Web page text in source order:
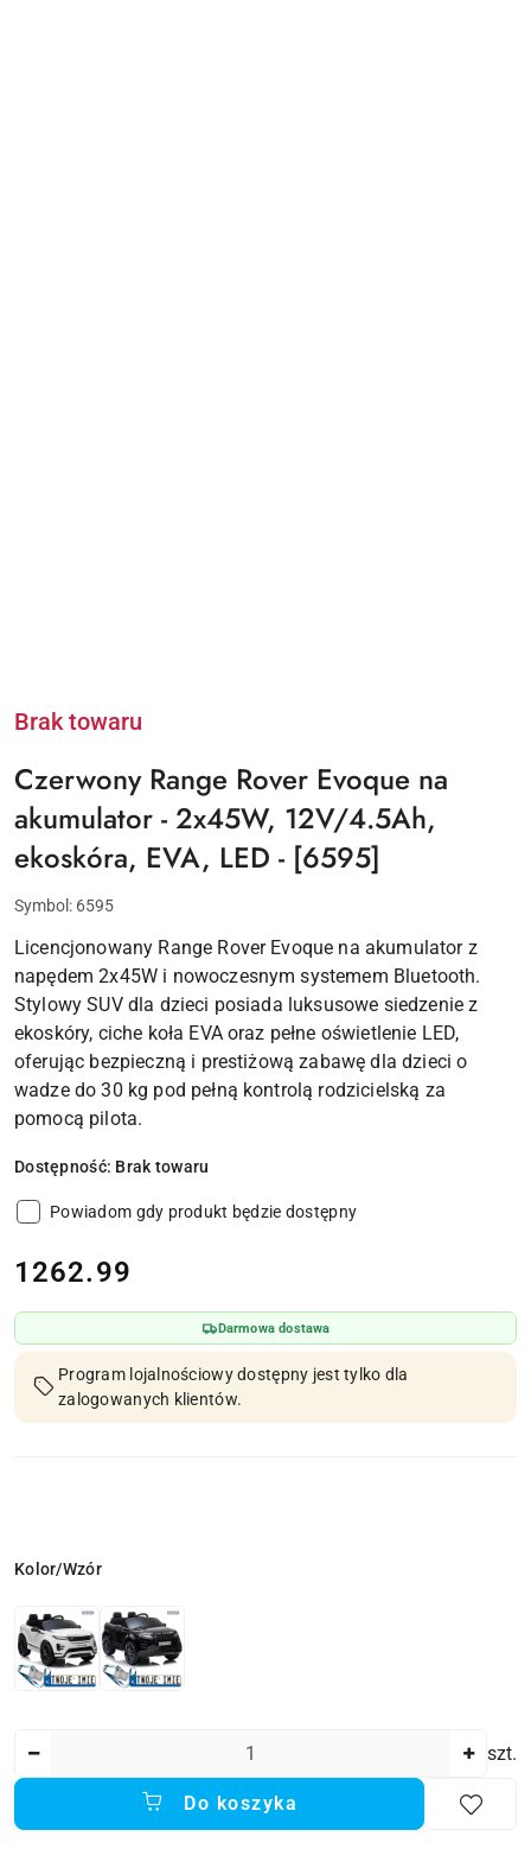
Brak towaru
Czerwony Range Rover Evoque na
akumulator - 2x45W, 12V/4.5Ah,
ekoskóra, EVA, LED - [6595]
Symbol: 6595
Licencjonowany Range Rover Evoque na akumulator z
napędem 2x45W i nowoczesnym systemem Bluetooth.
Stylowy SUV dla dzieci posiada luksusowe siedzenie z
ekoskóry, ciche koła EVA oraz pełne oświetlenie LED,
oferując bezpieczną i prestiżową zabawę dla dzieci o
wadze do 30 kg pod pełną kontrolą rodzicielską za
pomocą pilota.
Dostępność: Brak towaru
Powiadom gdy produkt będzie dostępny
cena:
1262.99
Darmowa dostawa
Program lojalnościowy dostępny jest tylko dla
zalogowanych klientów.
Wariant
Kolor/Wzór
szt.
Do koszyka